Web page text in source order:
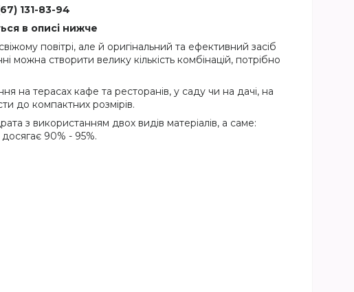
131-83-94
в описі нижче
повітрі, але й оригінальний та ефективний засіб
створити велику кількість комбінацій, потрібно
на терасах кафе та ресторанів, у саду чи на дачі, на
до компактних розмірів.
з використанням двох видів матеріалів, а саме:
досягає 90% - 95%.